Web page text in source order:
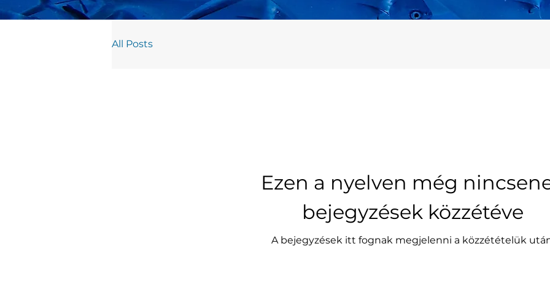
All Posts
Ezen a nyelven még
bejegyzések közzétéve
A bejegyzések itt fognak megjelenni a közzétételük